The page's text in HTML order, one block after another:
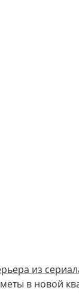
из
в новой